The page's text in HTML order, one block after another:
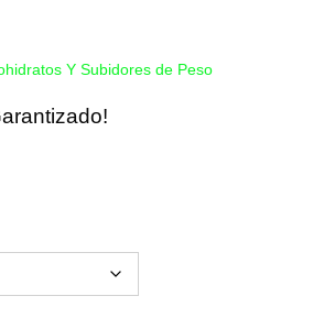
Y Subidores de Peso